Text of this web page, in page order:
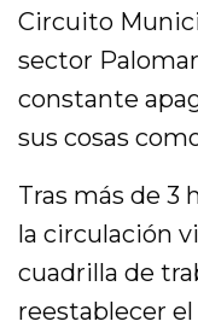
Circuito
sector
constante
sus cosas
Tras más de 3
la circulación
cuadrilla de
reestablecer